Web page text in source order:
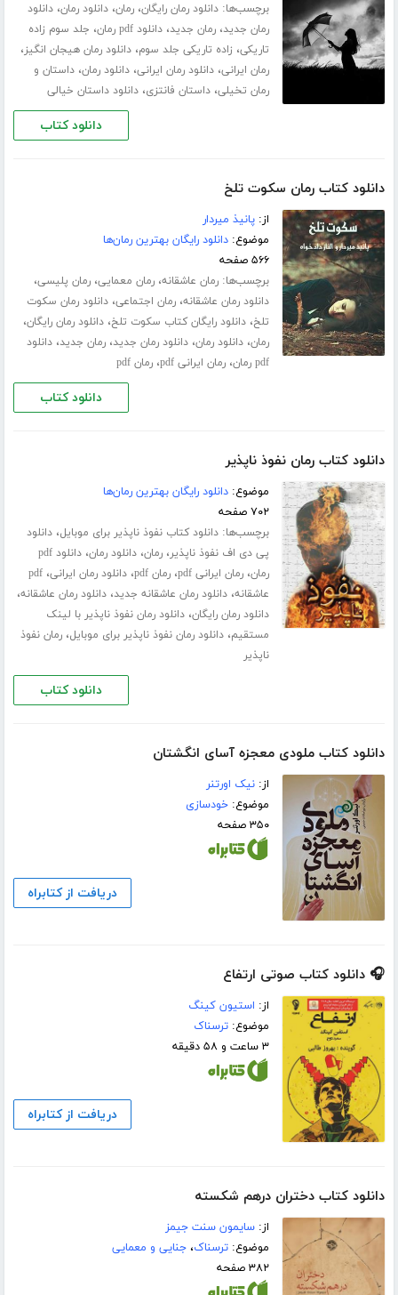
برچسب‌ها:دانلود رمان رایگان،رمان،دانلود رمان،دانلود
رمان جدید،رمان جدید،دانلود pdf رمان ، جلد سوم زاده
تاریکی، زاده تاریکی جلد سوم،دانلود رمان هیجان انگیز،
رمان ایرانی،دانلود رمان ایرانی،دانلود رمان،داستان و
رمان تخیلی،داستان فانتزی،دانلود داستان خیالی
دانلود کتاب
دانلود کتاب رمان سکوت تلخ
از:پانیذ میردار
موضوع:دانلود رایگان بهترین رمان‌ها
۵۶۶ صفحه
برچسب‌ها:رمان عاشقانه،رمان معمایی،رمان پلیسی،
دانلود رمان عاشقانه،رمان اجتماعی،دانلود رمان سکوت
تلخ،دانلود رایگان کتاب سکوت تلخ،دانلود رمان رایگان،
رمان،دانلود رمان،دانلود رمان جدید،رمان جدید،دانلود
pdf رمان
،رمان ایرانی pdf ،رمان pdf
دانلود کتاب
دانلود کتاب رمان نفوذ ناپذیر
موضوع:دانلود رایگان بهترین رمان‌ها
۷۰۲ صفحه
برچسب‌ها:دانلود کتاب نفوذ ناپذیر برای موبایل،دانلود
پی دی اف نفوذ ناپذیر،رمان،دانلود رمان،
دانلود pdf
رمان،رمان ایرانی pdf ،رمان pdf ،دانلود رمان ایرانی،pdf
عاشقانه،دانلود رمان عاشقانه جدید،دانلود رمان عاشقانه،
دانلود رمان رایگان،دانلود رمان نفوذ ناپذیر با لینک
مستقیم،دانلود رمان نفوذ ناپذیر برای موبایل،رمان نفوذ
ناپذیر
دانلود کتاب
دانلود کتاب ملودی معجزه آسای انگشتان
از:نیک اورتنر
موضوع:خودسازی
۳۵۰ صفحه
دریافت از کتابراه
🎧 دانلود کتاب صوتی ارتفاع
از: استیون کینگ
موضوع:ترسناک
۳ ساعت و ۵۸ دقیقه
دریافت از کتابراه
دانلود کتاب دختران درهم شکسته
از:سایمون سنت جیمز
موضوع:ترسناک،جنایی و معمایی
۳۸۲ صفحه